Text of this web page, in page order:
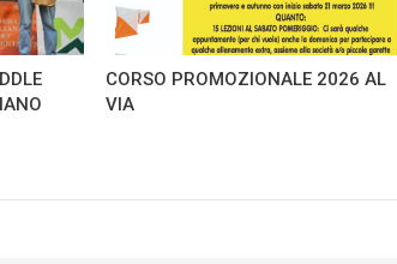
CORSO PROMOZIONALE 2026 AL
VIA